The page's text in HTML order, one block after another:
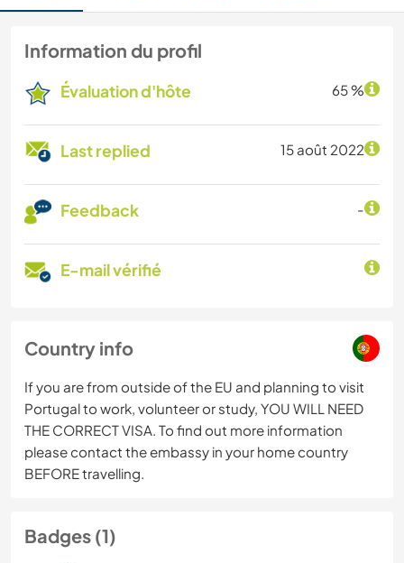
Information du profil
Évaluation d'hôte 65 %
Last replied 15 août 2022
Feedback -
E-mail vérifié
Country info
If you are from outside of the EU and planning to visit
Portugal to work, volunteer or study, YOU WILL NEED
THE CORRECT VISA. To find out more information
please contact the embassy in your home country
BEFORE travelling.
Badges (1)